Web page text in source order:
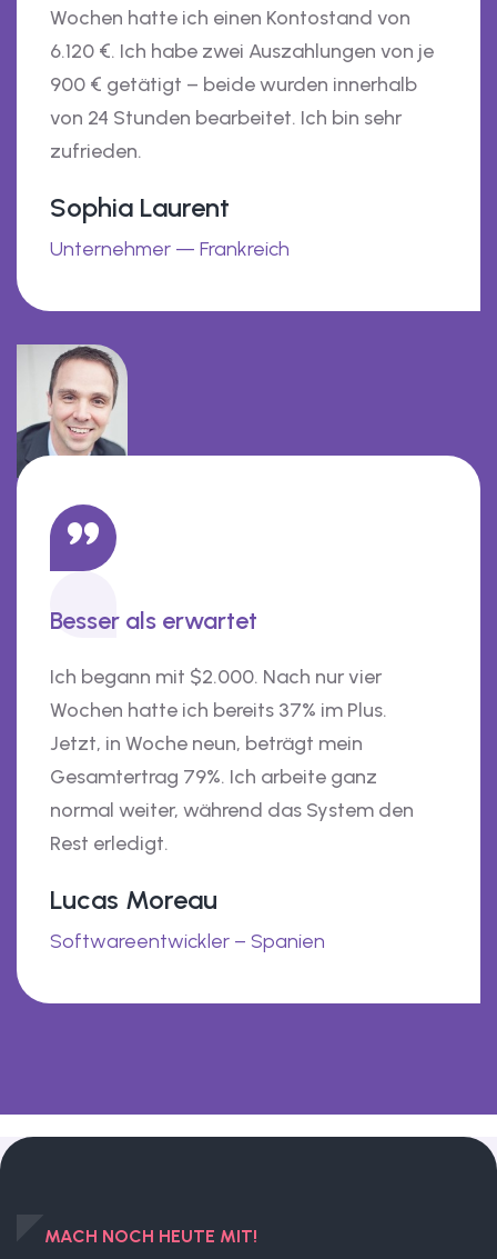
Wochen hatte ich einen Kontostand von
6.120 €. Ich habe zwei Auszahlungen von je
900 € getätigt – beide wurden innerhalb
von 24 Stunden bearbeitet. Ich bin sehr
zufrieden.
Sophia Laurent
Unternehmer — Frankreich
Besser als erwartet
Ich begann mit $2.000. Nach nur vier
Wochen hatte ich bereits 37% im Plus.
Jetzt, in Woche neun, beträgt mein
Gesamtertrag 79%. Ich arbeite ganz
normal weiter, während das System den
Rest erledigt.
Lucas Moreau
Softwareentwickler – Spanien
MACH NOCH HEUTE MIT!